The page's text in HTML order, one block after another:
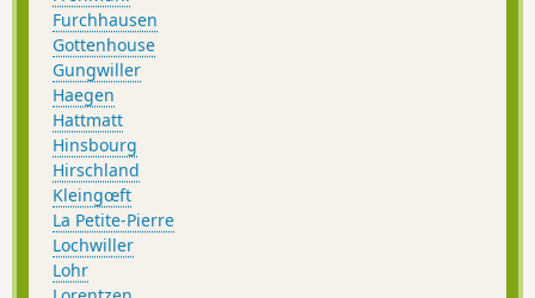
Furchhausen
Gottenhouse
Gungwiller
Haegen
Hattmatt
Hinsbourg
Hirschland
Kleingœft
La Petite-Pierre
Lochwiller
Lohr